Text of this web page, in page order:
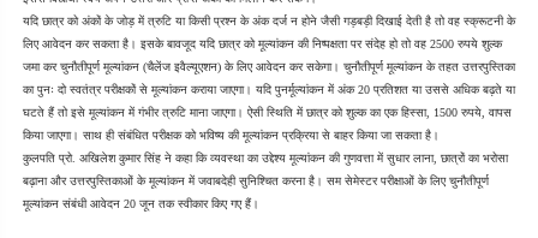
यदि छात्र को अंकों के जोड़ में त्रुटि या किसी प्रश्न के अंक दर्ज न होने जैसी गड़बड़ी दिखाई देती है तो वह स्क्रूटनी के
लिए आवेदन कर सकता है। इसके बावजूद यदि छात्र को मूल्यांकन की निष्पक्षता पर संदेह हो तो वह 2500 रुपये शुल्क
जमा कर चुनौतीपूर्ण मूल्यांकन (चैलेंज इवैल्यूएशन) के लिए आवेदन कर सकेगा। चुनौतीपूर्ण मूल्यांकन के तहत उत्तरपुस्तिका
का पुनः दो स्वतंत्र परीक्षकों से मूल्यांकन कराया जाएगा। यदि पुनर्मूल्यांकन में अंक 20 प्रतिशत या उससे अधिक बढ़ते या
घटते हैं तो इसे मूल्यांकन में गंभीर त्रुटि माना जाएगा। ऐसी स्थिति में छात्र को शुल्क का एक हिस्सा, 1500 रुपये, वापस
किया जाएगा। साथ ही संबंधित परीक्षक को भविष्य की मूल्यांकन प्रक्रिया से बाहर किया जा सकता है।
कुलपति प्रो. अखिलेश कुमार सिंह ने कहा कि व्यवस्था का उद्देश्य मूल्यांकन की गुणवत्ता में सुधार लाना, छात्रों का भरोसा
बढ़ाना और उत्तरपुस्तिकाओं के मूल्यांकन में जवाबदेही सुनिश्चित करना है। सम सेमेस्टर परीक्षाओं के लिए चुनौतीपूर्ण
मूल्यांकन संबंधी आवेदन 20 जून तक स्वीकार किए गए हैं।